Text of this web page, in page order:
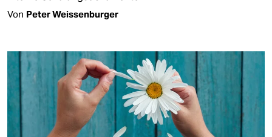
Von Peter Weissenburger